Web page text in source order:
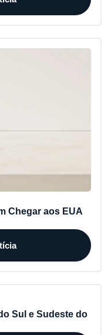
Chegar aos EUA
Sul e Sudeste do